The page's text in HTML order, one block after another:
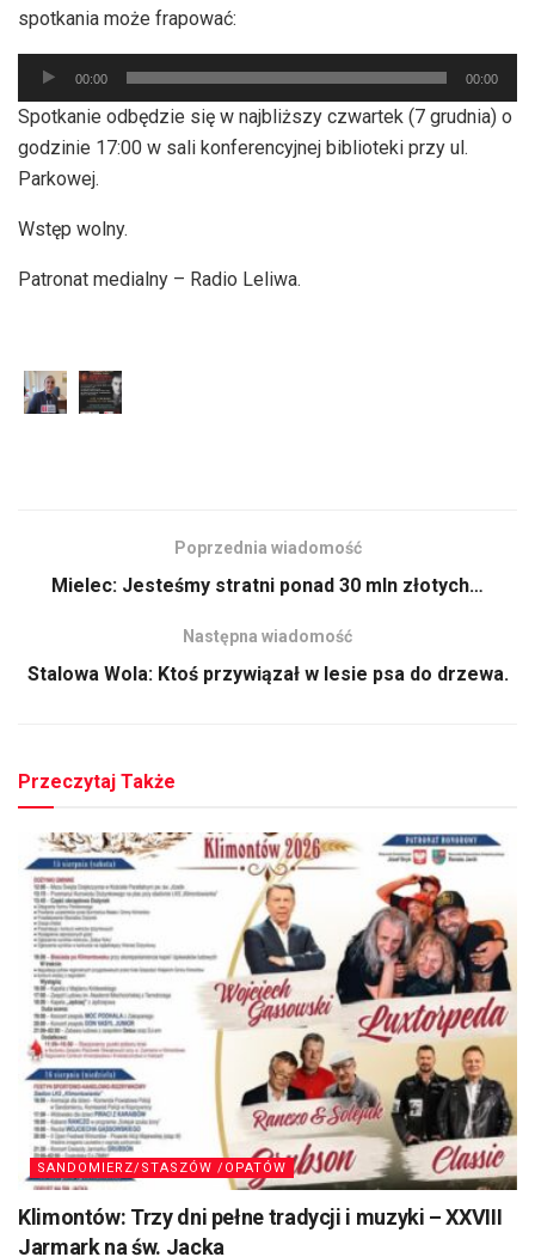
spotkania może frapować:
Odtwarzacz
plików
dźwiękowych
00:00 00:00
Spotkanie odbędzie się w najbliższy czwartek (7 grudnia) o
godzinie 17:00 w sali konferencyjnej biblioteki przy ul.
Parkowej.
Wstęp wolny.
Patronat medialny – Radio Leliwa.
Poprzednia wiadomość
Mielec: Jesteśmy stratni ponad 30 mln złotych…
Następna wiadomość
Stalowa Wola: Ktoś przywiązał w lesie psa do drzewa.
Przeczytaj Także
SANDOMIERZ/STASZÓW /OPATÓW
Klimontów: Trzy dni pełne tradycji i muzyki – XXVIII
Jarmark na św. Jacka